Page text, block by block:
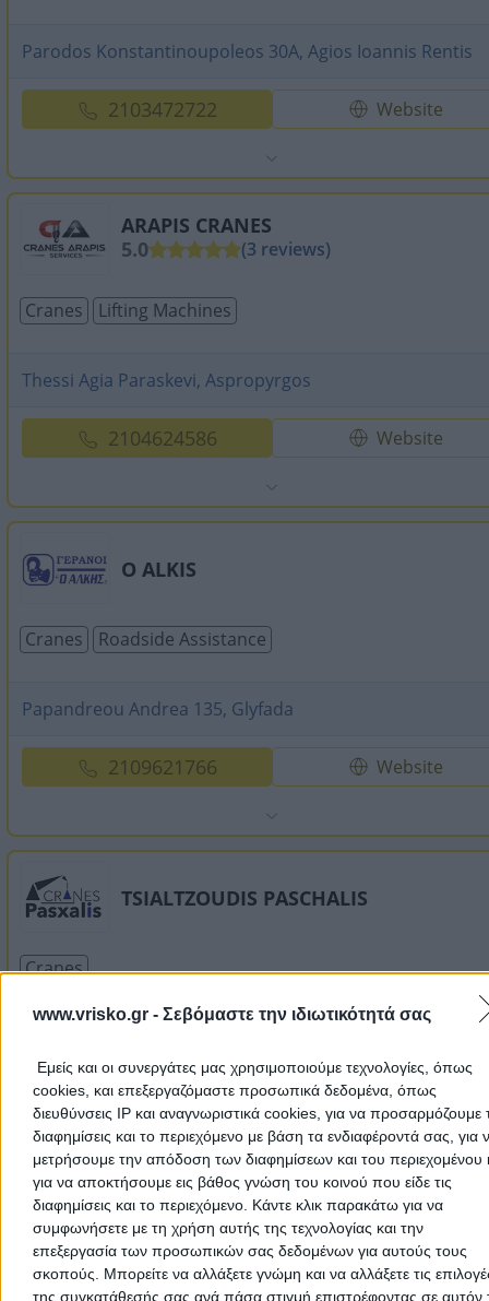
www.vrisko.gr - Σεβόμαστε την ιδιωτικότητά σας
Εμείς και οι συνεργάτες μας χρησιμοποιούμε τεχνολογίες, όπως
cookies, και επεξεργαζόμαστε προσωπικά δεδομένα, όπως
διευθύνσεις IP και αναγνωριστικά cookies, για να προσαρμόζουμε
διαφημίσεις και το περιεχόμενο με βάση τα ενδιαφέροντά σας, για
μετρήσουμε την απόδοση των διαφημίσεων και του περιεχομένου
για να αποκτήσουμε εις βάθος γνώση του κοινού που είδε τις
διαφημίσεις και το περιεχόμενο. Κάντε κλικ παρακάτω για να
συμφωνήσετε με τη χρήση αυτής της τεχνολογίας και την
επεξεργασία των προσωπικών σας δεδομένων για αυτούς τους
σκοπούς. Μπορείτε να αλλάξετε γνώμη και να αλλάξετε τις
της συγκατάθεσής σας ανά πάσα στιγμή επιστρέφοντας σε αυτόν
Parodos Konstantinoupoleos 30A, Agios Ioannis Rentis
2103472722 Website
ARAPIS CRANES
5.0
(3 reviews)
Cranes Lifting Machines
Thessi Agia Paraskevi, Aspropyrgos
2104624586 Website
O ALKIS
Cranes Roadside Assistance
Papandreou Andrea 135, Glyfada
2109621766 Website
TSIALTZOUDIS PASCHALIS
Cranes
2105577315 Website
TSOLAKOS ATHANASSIOS